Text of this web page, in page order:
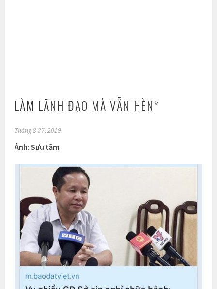
LÀM LÃNH ĐẠO MÀ VẪN HÈN*
Tháng 8 27, 2019
Ảnh: Sưu tầm